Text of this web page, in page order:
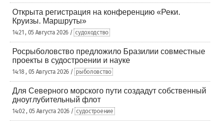
Открыта регистрация на конференцию «Реки.
Круизы. Маршруты»
14:21 , 05 Августа 2026 / судоходство
Росрыболовство предложило Бразилии совместные
проекты в судостроении и науке
14:18 , 05 Августа 2026 / рыболовство
Для Северного морского пути создадут собственный
дноуглубительный флот
14:02 , 05 Августа 2026 / судостроение